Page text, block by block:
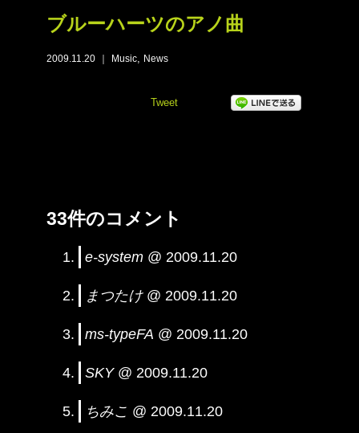
ブルーハーツのアノ曲
2009.11.20 Music, News
Tweet
33件のコメント
e-system @ 2009.11.20
まつたけ@ 2009.11.20
ms-typeFA @ 2009.11.20
SKY@ 2009.11.20
ちみこ @ 2009.11.20